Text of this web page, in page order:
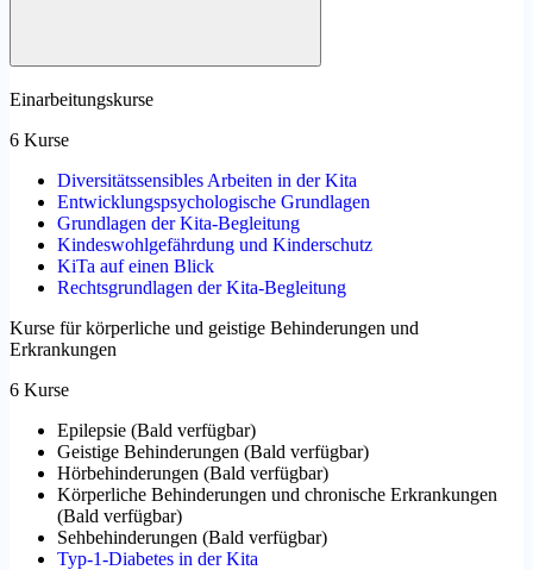
Einarbeitungskurse
6 Kurse
Diversitätssensibles Arbeiten in der Kita
Entwicklungspsychologische Grundlagen
Grundlagen der Kita-Begleitung
Kindeswohlgefährdung und Kinderschutz
KiTa auf einen Blick
Rechtsgrundlagen der Kita-Begleitung
Kurse für körperliche und geistige Behinderungen und
Erkrankungen
6 Kurse
Epilepsie (Bald verfügbar)
Geistige Behinderungen (Bald verfügbar)
Hörbehinderungen (Bald verfügbar)
Körperliche Behinderungen und chronische Erkrankungen
(Bald verfügbar)
Sehbehinderungen (Bald verfügbar)
Typ-1-Diabetes in der Kita